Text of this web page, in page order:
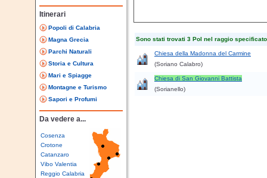
Itinerari
Popoli di Calabria
Magna Grecia
Parchi Naturali
Storia e Cultura
Mari e Spiagge
Montagne e Turismo
Sapori e Profumi
Da vedere a...
Cosenza
Crotone
Catanzaro
Vibo Valentia
Reggio Calabria
Sono stati trovati 3 PoI nel raggio specificato
Chiesa della Madonna del Carmine
(Soriano Calabro)
Chiesa di San Giovanni Battista
(Sorianello)